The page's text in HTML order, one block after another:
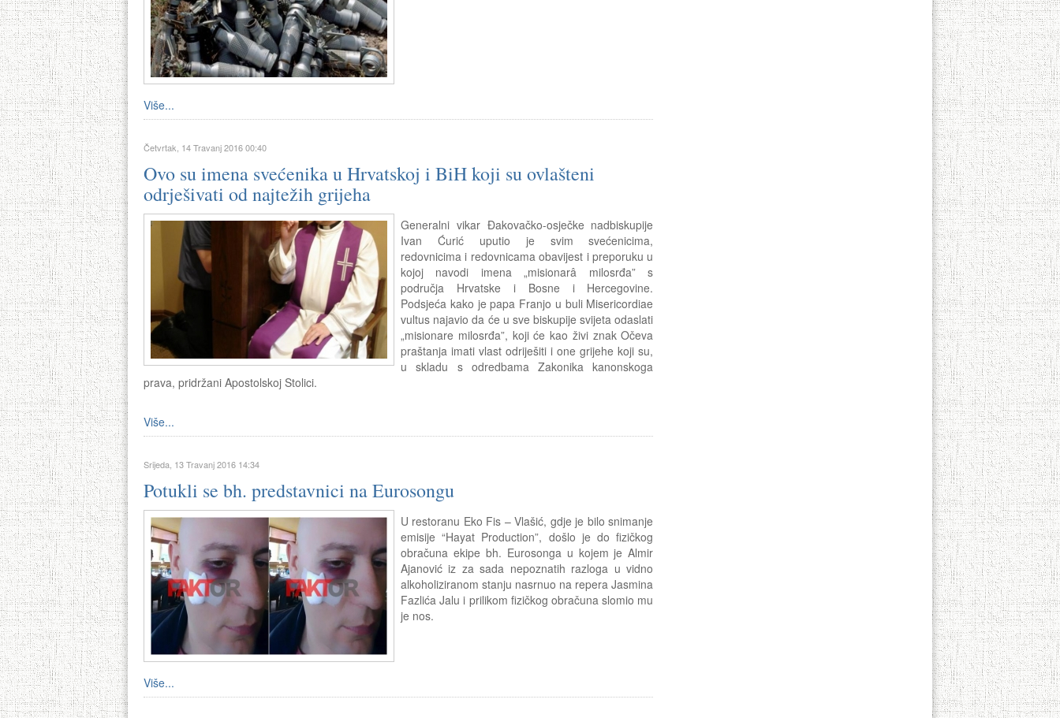
Više...
Četvrtak, 14 Travanj 2016 00:40
Ovo su imena svećenika u Hrvatskoj i BiH koji su ovlašteni
odrješivati od najtežih grijeha
Generalni vikar Đakovačko-osječke nadbiskupije
Ivan Ćurić uputio je svim svećenicima,
redovnicima i redovnicama obavijest i preporuku u
kojoj navodi imena „misionarâ milosrđa” s
područja Hrvatske i Bosne i Hercegovine.
Podsjeća kako je papa Franjo u buli Misericordiae
vultus najavio da će u sve biskupije svijeta odaslati
„misionare milosrđa”, koji će kao živi znak Očeva
praštanja imati vlast odriješiti i one grijehe koji su,
u skladu s odredbama Zakonika kanonskoga
prava, pridržani Apostolskoj Stolici.
Više...
Srijeda, 13 Travanj 2016 14:34
Potukli se bh. predstavnici na Eurosongu
U restoranu Eko Fis – Vlašić, gdje je bilo snimanje
emisije “Hayat Production”, došlo je do fizičkog
obračuna ekipe bh. Eurosonga u kojem je Almir
Ajanović iz za sada nepoznatih razloga u vidno
alkoholiziranom stanju nasrnuo na repera Jasmina
Fazlića Jalu i prilikom fizičkog obračuna slomio mu
je nos.
Više...